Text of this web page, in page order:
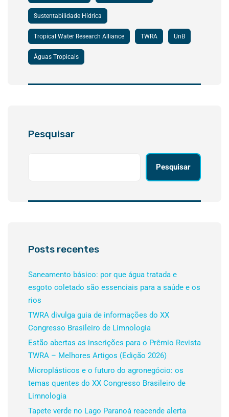
Sustentabilidade Hídrica
Tropical Water Research Alliance TWRA UnB
Águas Tropicais
Pesquisar
Pesquisar
Posts recentes
Saneamento básico: por que água tratada e
esgoto coletado são essenciais para a saúde e os
rios
TWRA divulga guia de informações do XX
Congresso Brasileiro de Limnologia
Estão abertas as inscrições para o Prêmio Revista
TWRA – Melhores Artigos (Edição 2026)
Microplásticos e o futuro do agronegócio: os
temas quentes do XX Congresso Brasileiro de
Limnologia
Tapete verde no Lago Paranoá reacende alerta